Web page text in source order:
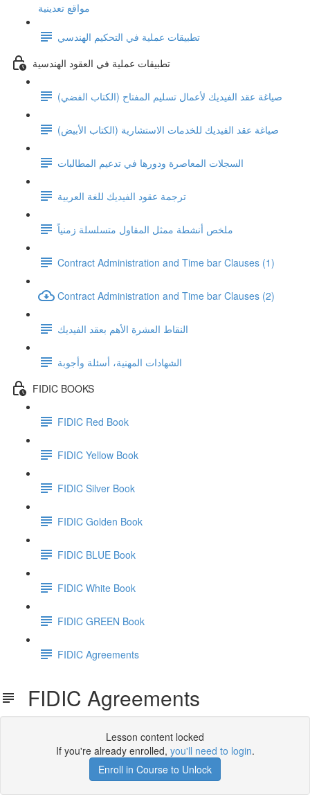
مواقع تعدينية
تطبيقات عملية في التحكيم الهندسي
تطبيقات عملية في العقود الهندسية
صياغة عقد الفيديك لأعمال تسليم المفتاح (الكتاب الفضي)
صياغة عقد الفيديك للخدمات الاستشارية (الكتاب الأبيض)
السجلات المعاصرة ودورها في تدعيم المطالبات
ترجمة عقود الفيديك للغة العربية
ملخص أنشطة ممثل المقاول متسلسلة زمنياً
Contract Administration and Time bar Clauses (1)
Contract Administration and Time bar Clauses (2)
النقاط العشرة الأهم بعقد الفيديك
الشهادات المهنية، أسئلة وأجوبة
FIDIC BOOKS
FIDIC Red Book
FIDIC Yellow Book
FIDIC Silver Book
FIDIC Golden Book
FIDIC BLUE Book
FIDIC White Book
FIDIC GREEN Book
FIDIC Agreements
FIDIC Agreements
Lesson content locked
If you're already enrolled, you'll need to login.
Enroll in Course to Unlock